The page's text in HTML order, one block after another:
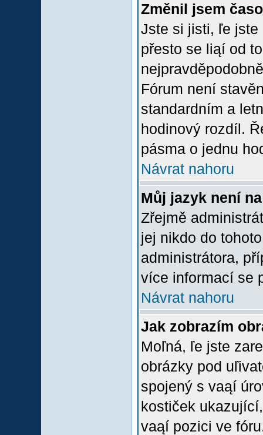
Změnil jsem
Jste si jisti, ľe jste
přesto se liąí od
Fórum není
standardním a
hodinový rozdíl.
pásma o jednu
Návrat nahoru
Můj jazyk není
Zřejmě
jej nikdo do
administrátora,
více informací se
Návrat nahoru
Jak zobrazím
Moľná, ľe jste
obrázky pod
spojený s vaąí
kostiček
vaąí pozici ve